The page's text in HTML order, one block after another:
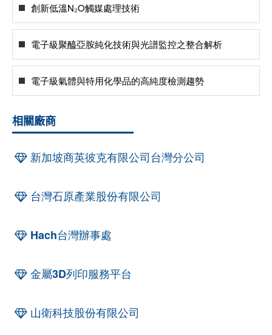
創新低溫N₂O觸媒處理技術
電子級聚醯亞胺純化技術與光譜監控之整合解析
電子級氣體與特用化學品的高純度檢測趨勢
相關廠商
新加坡商英彼克有限公司台灣分公司
台灣石原產業股份有限公司
Hach台灣辦事處
金屬3D列印服務平台
山衛科技股份有限公司